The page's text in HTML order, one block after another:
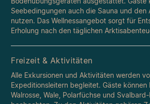
Seebedingungen auch die Sauna und den
nutzen. Das Wellnessangebot sorgt für
Erholung nach den täglichen
Freizeit & Aktivitäten
Alle Exkursionen und Aktivitäten werden
Expeditionsleitern begleitet. Gäste können
Walrosse, Wale, Polarfüchse und